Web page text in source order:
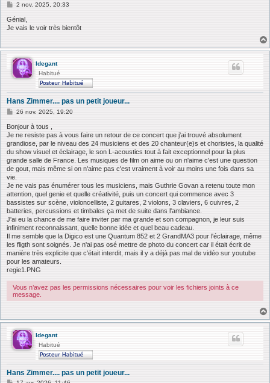
M
s
s
e
2 nov. 2025, 20:33
Génial,
Je vais le voir très bientôt
ldegant
Habitué
Hans Zimmer.... pas un petit joueur...
M
s
s
g
e
26 nov. 2025, 19:20
Bonjour à tous ,
Je ne resiste pas à vous faire un retour de ce concert que j'ai trouvé absolument
grandiose, par le niveau des 24 musiciens et des 20 chanteur(e)s et choristes, la qualité
du show visuel et éclairage, le son L-acoustics tout à fait exceptionnel pour la plus
grande salle de France. Les musiques de film on aime ou on n'aime c'est une question
de gout, mais même si on n'aime pas c'est vraiment à voir au moins une fois dans sa
vie.
Je ne vais pas énumérer tous les musiciens, mais Guthrie Govan a retenu toute mon
attention, quel genie et quelle créativité, puis un concert qui commence avec 3
bassistes sur scène, violoncelliste, 2 guitares, 2 violons, 3 claviers, 6 cuivres, 2
batteries, percussions et timbales ça met de suite dans l'ambiance.
J'ai eu la chance de me faire inviter par ma grande et son compagnon, je leur suis
infiniment reconnaissant, quelle bonne idée et quel beau cadeau.
Il me semble que la Digico est une Quantum 852 et 2 GrandMA3 pour l'éclairage, même
les fligth sont soignés. Je n'ai pas osé mettre de photo du concert car il était écrit de
manière très explicite que c'était interdit, mais il y a déjà pas mal de vidéo sur youtube
pour les amateurs.
regie1.PNG
Vous n’avez pas les permissions nécessaires pour voir les fichiers joints à ce
message.
ldegant
Habitué
Hans Zimmer.... pas un petit joueur...